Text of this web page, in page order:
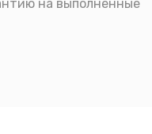
на выполненные